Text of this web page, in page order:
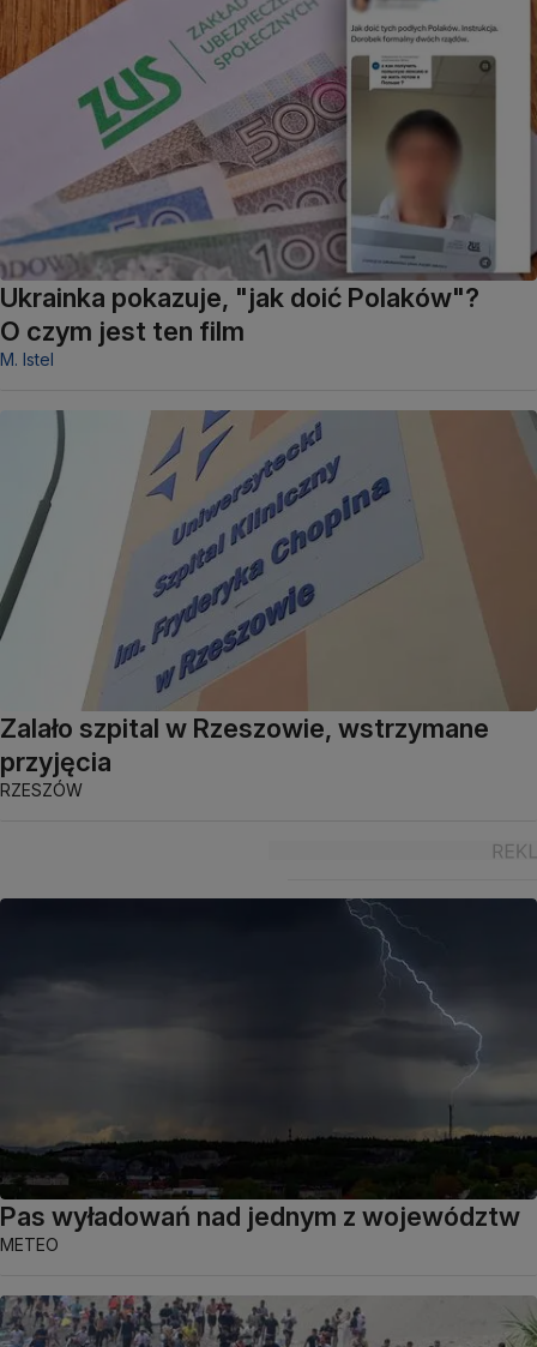
Ukrainka pokazuje, "jak doić Polaków"?
O czym jest ten film
M. Istel
Zalało szpital w Rzeszowie, wstrzymane
przyjęcia
RZESZÓW
Pas wyładowań nad jednym z województw
METEO